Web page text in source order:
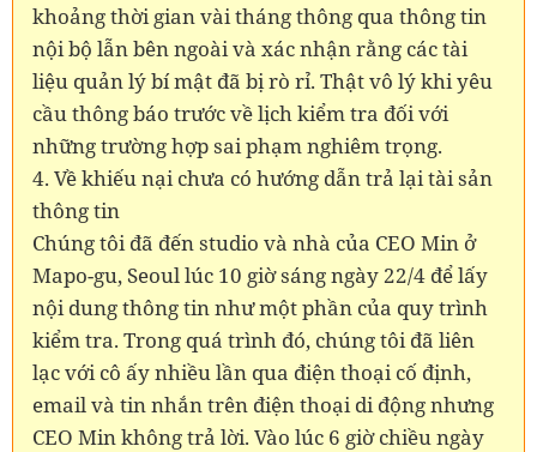
khoảng thời gian vài tháng thông qua thông tin
nội bộ lẫn bên ngoài và xác nhận rằng các tài
liệu quản lý bí mật đã bị rò rỉ. Thật vô lý khi yêu
cầu thông báo trước về lịch kiểm tra đối với
những trường hợp sai phạm nghiêm trọng.
4. Về khiếu nại chưa có hướng dẫn trả lại tài sản
thông tin
Chúng tôi đã đến studio và nhà của CEO Min ở
Mapo-gu, Seoul lúc 10 giờ sáng ngày 22/4 để lấy
nội dung thông tin như một phần của quy trình
kiểm tra. Trong quá trình đó, chúng tôi đã liên
lạc với cô ấy nhiều lần qua điện thoại cố định,
email và tin nhắn trên điện thoại di động nhưng
CEO Min không trả lời. Vào lúc 6 giờ chiều ngày